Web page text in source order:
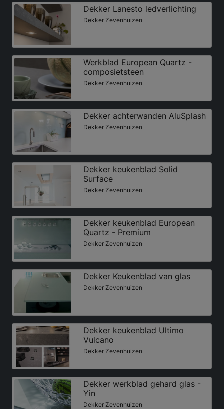
Dekker Lanesto ledverlichting
Dekker Zevenhuizen
Werkblad European Quartz -
composietsteen
Dekker Zevenhuizen
Dekker achterwanden AluSplash
Dekker Zevenhuizen
Dekker keukenblad Solid
Surface
Dekker Zevenhuizen
Dekker keukenblad European
Quartz - Premium
Dekker Zevenhuizen
Dekker Keukenblad van glas
Dekker Zevenhuizen
Dekker keukenblad Ultimo
Vulcano
Dekker Zevenhuizen
Dekker werkblad gehard glas -
Yin
Dekker Zevenhuizen